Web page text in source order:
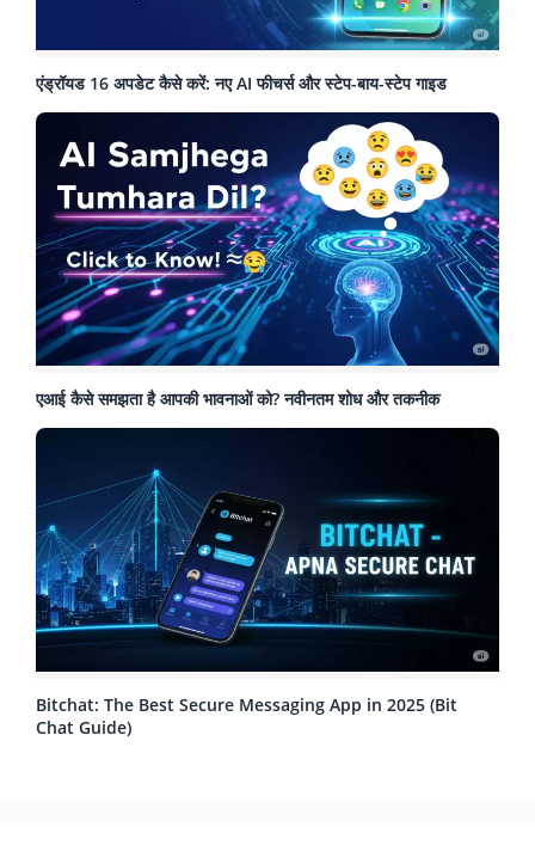
एंड्रॉयड 16 अपडेट कैसे करें: नए AI फीचर्स और स्टेप-बाय-स्टेप गाइड
एआई कैसे समझता है आपकी भावनाओं को? नवीनतम शोध और तकनीक
Bitchat: The Best Secure Messaging App in 2025 (Bit
Chat Guide)